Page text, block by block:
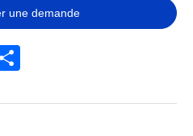
une demande